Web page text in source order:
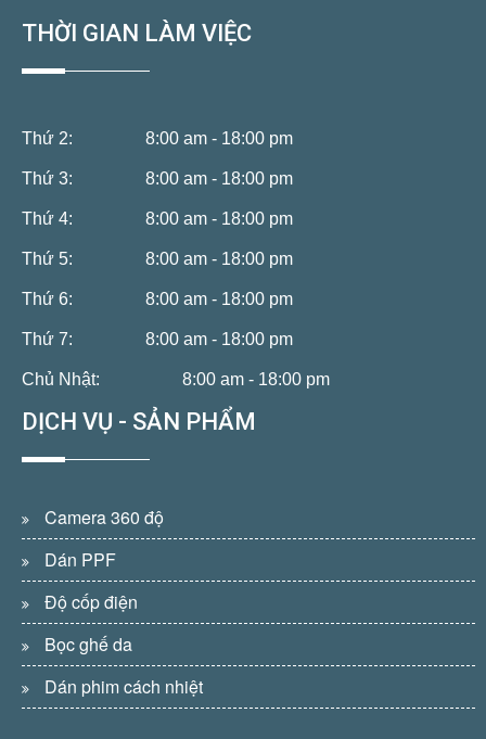
THỜI GIAN LÀM VIỆC
Thứ 2: 8:00 am - 18:00 pm
Thứ 3: 8:00 am - 18:00 pm
Thứ 4: 8:00 am - 18:00 pm
Thứ 5: 8:00 am - 18:00 pm
Thứ 6: 8:00 am - 18:00 pm
Thứ 7: 8:00 am - 18:00 pm
Chủ Nhật: 8:00 am - 18:00 pm
DỊCH VỤ - SẢN PHẨM
Camera 360 độ
Dán PPF
Độ cốp điện
Bọc ghế da
Dán phim cách nhiệt